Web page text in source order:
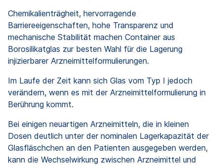
Chemikalienträgheit, hervorragende
Barriereeigenschaften, hohe Transparenz und
mechanische Stabilität machen Container aus
Borosilikatglas zur besten Wahl für die Lagerung
injizierbarer Arzneimittelformulierungen.
Im Laufe der Zeit kann sich Glas vom Typ I jedoch
verändern, wenn es mit der Arzneimittelformulierung in
Berührung kommt.
Bei einigen neuartigen Arzneimitteln, die in kleinen
Dosen deutlich unter der nominalen Lagerkapazität der
Glasfläschchen an den Patienten ausgegeben werden,
kann die Wechselwirkung zwischen Arzneimittel und